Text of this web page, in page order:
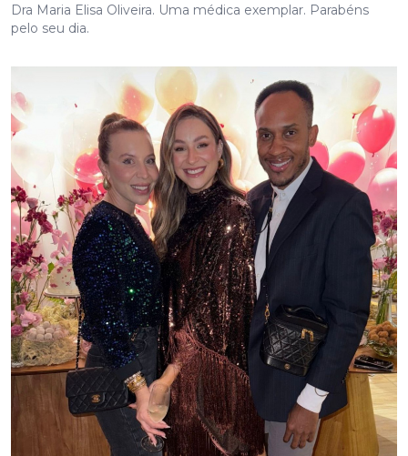
Dra Maria Elisa Oliveira. Uma médica exemplar. Parabéns
pelo seu dia.